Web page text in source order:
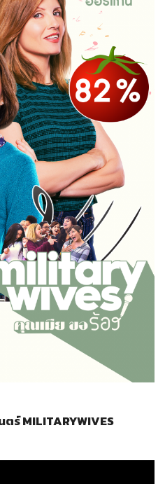
ตร์MILITARYWIVES